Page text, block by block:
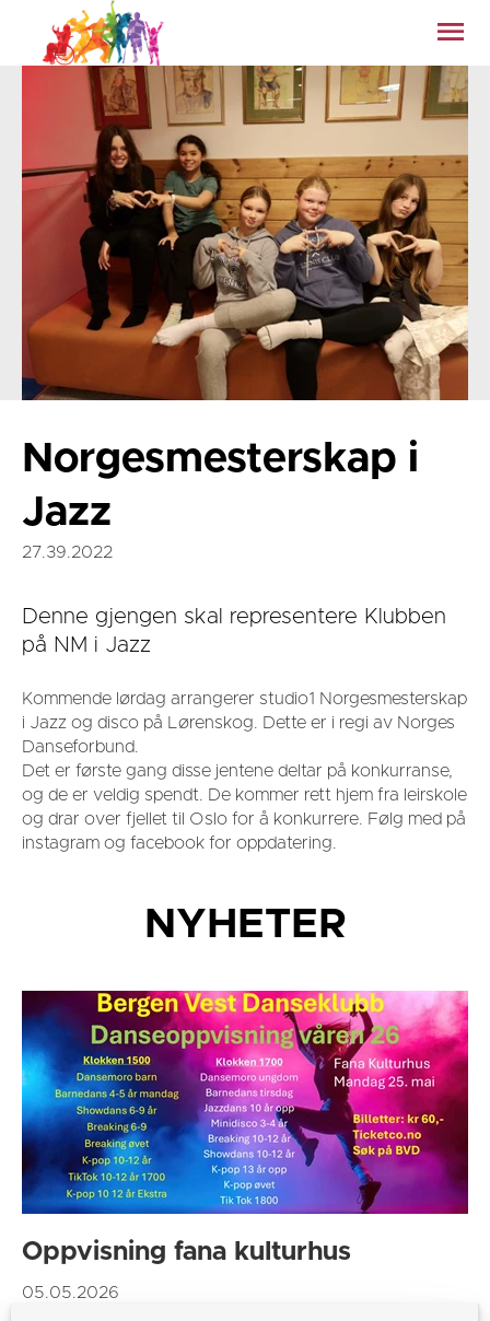
Norgesmesterskap i
Jazz
27.39.2022
Denne gjengen skal representere Klubben
på NM i Jazz
Kommende lørdag arrangerer studio1 Norgesmesterskap
i Jazz og disco på Lørenskog. Dette er i regi av Norges
Danseforbund.
Det er første gang disse jentene deltar på konkurranse,
og de er veldig spendt. De kommer rett hjem fra leirskole
og drar over fjellet til Oslo for å konkurrere. Følg med på
instagram og facebook for oppdatering.
NYHETER
Oppvisning fana kulturhus
05.05.2026